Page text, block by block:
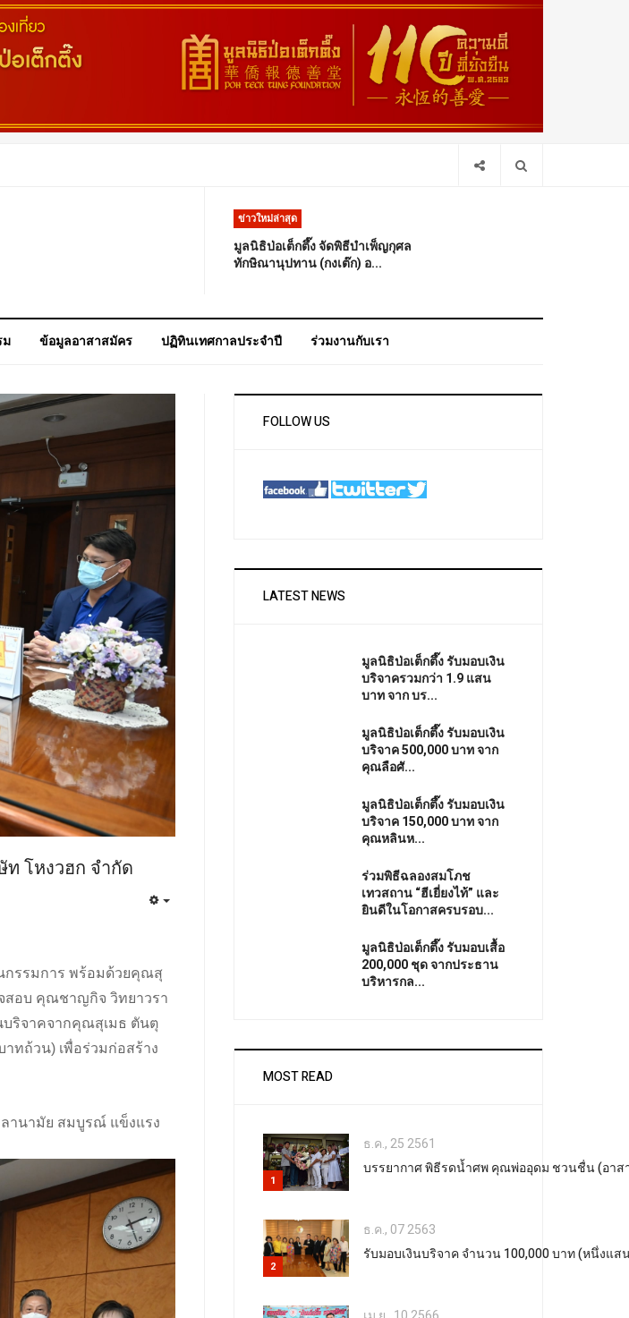
ข่าวใหม่ล่าสุด
มูลนิธิป่อเต็กตึ๊ง จัดพิธีบำเพ็ญกุศล
ทักษิณานุปทาน (กงเต๊ก) อ...
ม ข้อมูลอาสาสมัคร ปฏิทินเทศกาลประจำปี ร่วมงานกับเรา
โหงวฮก จำกัด
กรรมการ พร้อมด้วยคุณสุ
สอบ คุณชาญกิจ วิทยาวรา
ริจาคจากคุณสุเมธ ตันตุ
ทถ้วน) เพื่อร่วมก่อสร้าง
านามัย สมบูรณ์ แข็งแรง
FOLLOW US
LATEST NEWS
มูลนิธิป่อเต็กตึ๊ง รับมอบเงิน
บริจาครวมกว่า 1.9 แสน
บาท จาก บร...
มูลนิธิป่อเต็กตึ๊ง รับมอบเงิน
บริจาค 500,000 บาท จาก
คุณลือศั...
มูลนิธิป่อเต็กตึ๊ง รับมอบเงิน
บริจาค 150,000 บาท จาก
คุณหลินห...
ร่วมพิธีฉลองสมโภช
เทวสถาน “ฮีเยี่ยงไท้” และ
ยินดีในโอกาสครบรอบ...
มูลนิธิป่อเต็กตึ๊ง รับมอบเสื้อ
200,000 ชุด จากประธาน
บริหารกล...
MOST READ
1
ธ.ค., 25 2561
บรรยากาศ พิธีรดน้ำศพ คุณพ่ออุดม ชวนชื่น (อา
2
ธ.ค., 07 2563
รับมอบเงินบริจาค จำนวน 100,000 บาท (หนึ่งแ